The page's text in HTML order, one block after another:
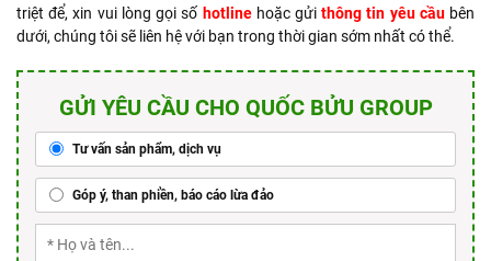
triệt để, xin vui lòng gọi số hotlinehoặc gửithông tin yêu cầubên
dưới, chúng tôi sẽ liên hệ với bạn trong thời gian sớm nhất có thể.
GỬI YÊU CẦU CHO QUỐC BỬU GROUP
Tư vấn sản phẩm, dịch vụ
Góp ý, than phiền, báo cáo lừa đảo